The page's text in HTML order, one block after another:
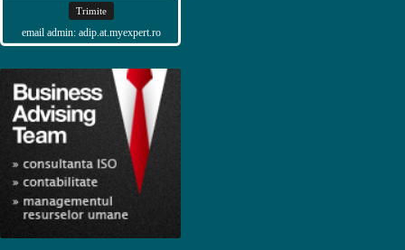
email admin: adip.at.myexpert.ro